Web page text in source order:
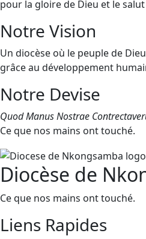
pour la gloire de Dieu et le
Notre Vision
Un diocèse où le peuple de
grâce au développement
Notre Devise
Quod Manus Nostrae
Ce que nos mains ont touché.
Diocèse de
Ce que nos mains ont touché.
Liens Rapides